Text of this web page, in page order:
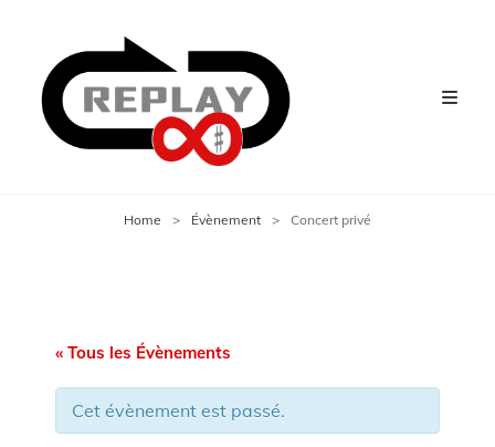
Home > Évènement > Concert privé
« Tous les Évènements
Cet évènement est passé.